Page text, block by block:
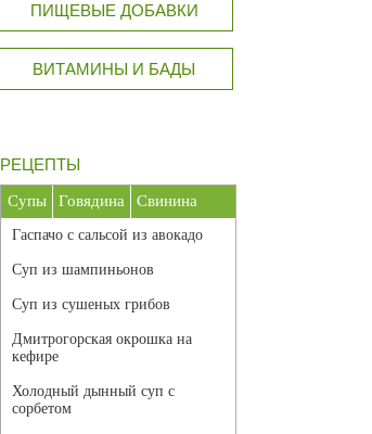
ПИЩЕВЫЕ ДОБАВКИ
ВИТАМИНЫ И БАДЫ
РЕЦЕПТЫ
Супы Говядина Свинина
Гаспачо с сальсой из авокадо
Суп из шампиньонов
Суп из сушеных грибов
Дмитрогорская окрошка на
кефире
Холодный дынный суп с
сорбетом